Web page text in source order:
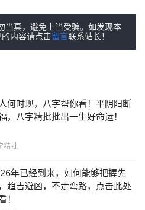
当真，避免上当受骗。如发现本
内容请点击留言联系站长！
何时现，八字帮你看！平阴阳断
，八字精批批出一生好命运！
精批
年已经到来，如何能够把握先
趋吉避凶，不走弯路，点击此处
！